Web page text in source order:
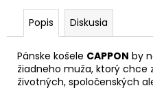
Popis Diskusia
Pánske košele CAPPON by
žiadneho muža, ktorý chce
životných, spoločenských